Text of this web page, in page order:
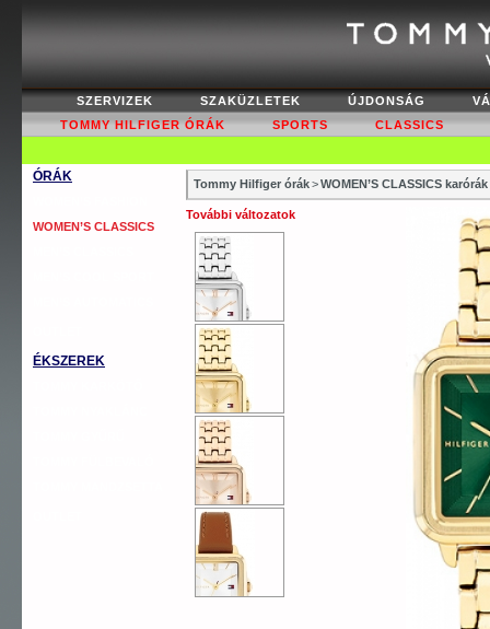
SZERVIZEK SZAKÜZLETEK ÚJDONSÁG
TOMMY HILFIGER ÓRÁK
SPORTS CLASSICS
ÓRÁK
WOMEN’S CLASSICS
ÉKSZEREK
Tommy Hilfiger órák>WOMEN’S CLASSICS karórák
További változatok